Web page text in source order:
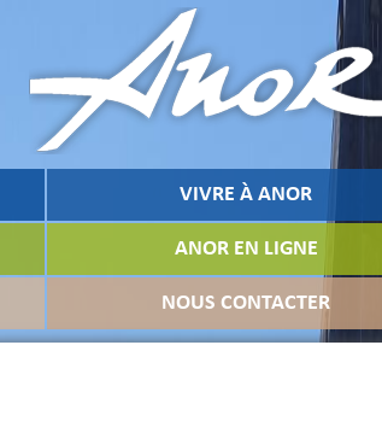
VIVRE À ANOR
ANOR EN LIGNE
NOUS CONTACTER